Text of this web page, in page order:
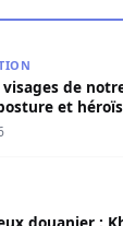
visages de
et